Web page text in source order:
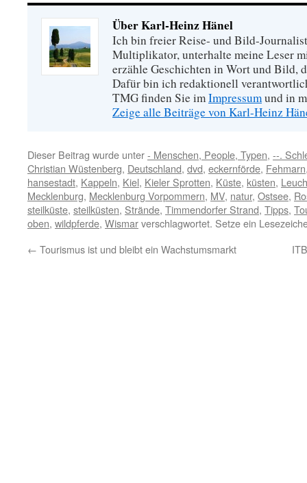
Über Karl-Heinz Hänel
Ich bin freier Reise- und Bild-
Multiplikator, unterhalte meine Leser
erzähle Geschichten in Wort und Bild,
Dafür bin ich redaktionell
TMG finden Sie imImpressumund in
Zeige alle Beiträge von Karl-Heinz
Dieser Beitrag wurde unter- Menschen, People, Typen, --.
Christian Wüstenberg, Deutschland, dvd, eckernförde, Fehmarn
hansestadt, Kappeln, Kiel, Kieler Sprotten, Küste, küsten,
Mecklenburg, Mecklenburg Vorpommern, MV, natur, Ostsee,
steilküste, steilküsten, Strände, Timmendorfer Strand, Tipps,
oben, wildpferde, Wismarverschlagwortet. Setze ein
← Tourismus ist und bleibt ein Wachstumsmarkt